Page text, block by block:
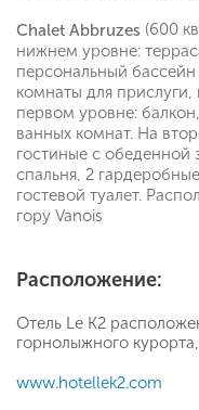
Chalet Abbruzes (600
нижнем уровне:
персональный
комнаты для
первом уровне:
ванных комнат. На
гостиные с обеденной
спальня, 2
гостевой туалет.
гору Vanois
Расположение:
Отель Le K2
горнолыжного
www.hotellek2.com